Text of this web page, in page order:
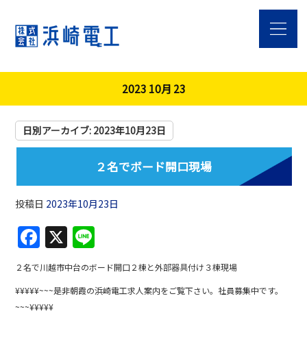
2023 10月 23
日別アーカイブ: 2023年10月23日
２名でボード開口現場
投稿日 2023年10月23日
F
a
c
e
X
n
e
２名で川越市中台のボード開口２棟と外部器具付け３棟現場
¥¥¥¥¥~~~是非朝霞の浜崎電工求人案内をご覧下さい。社員募集中です。
~~~¥¥¥¥¥